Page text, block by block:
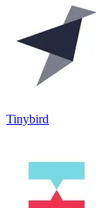
Tinybird